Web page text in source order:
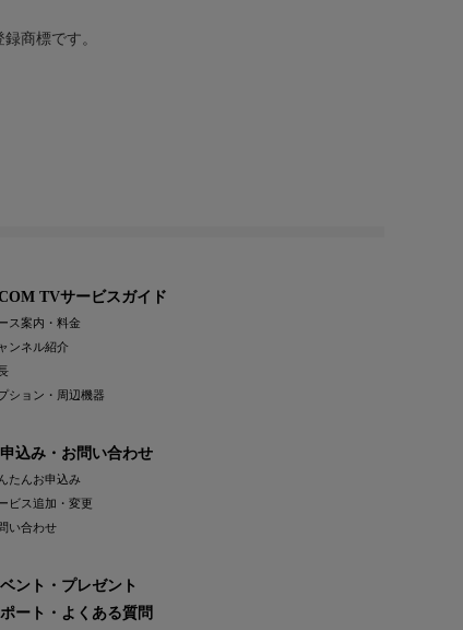
商標です。
TVサービスガイド
ス案内・料金
ンネル紹介
ション・周辺機器
込み・お問い合わせ
たんお申込み
ビス追加・変更
い合わせ
ント・プレゼント
ート・よくある質問